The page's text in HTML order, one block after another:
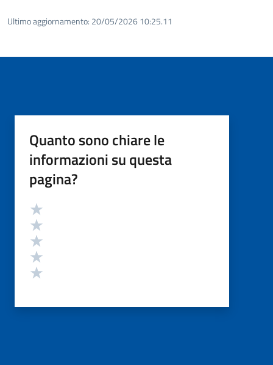
Ultimo aggiornamento: 20/05/2026 10:25.11
Quanto sono chiare le
informazioni su questa
pagina?
Valutazione